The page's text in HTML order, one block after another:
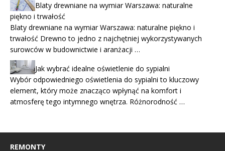
Blaty drewniane na wymiar Warszawa: naturalne
piękno i trwałość
Blaty drewniane na wymiar Warszawa: naturalne piękno i
trwałość Drewno to jedno z najchętniej wykorzystywanych
surowców w budownictwie i aranżacji …
Jak wybrać idealne oświetlenie do sypialni
Wybór odpowiedniego oświetlenia do sypialni to kluczowy
element, który może znacząco wpłynąć na komfort i
atmosferę tego intymnego wnętrza. Różnorodność …
REMONTY